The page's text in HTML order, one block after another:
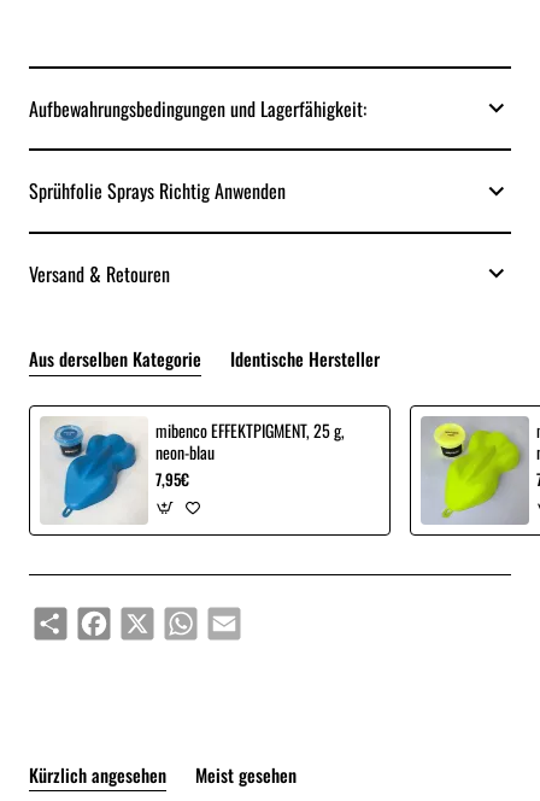
Aufbewahrungsbedingungen und Lagerfähigkeit:
Sprühfolie Sprays Richtig Anwenden
Versand & Retouren
Aus derselben Kategorie Identische Hersteller
mibenco EFFEKTPIGMENT, 25 g,
neon-blau
7,95€
ShareFacebook
X WhatsAppEmail
Kürzlich angesehen Meist gesehen